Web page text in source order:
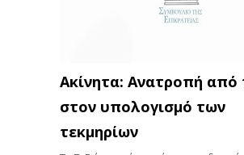
Ακίνητα: Ανατροπή από
στον υπολογισμό των
τεκμηρίων